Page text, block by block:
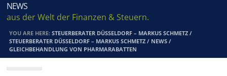
NEWS
aus der Welt der Finanzen & Steuern.
YOU ARE HERE:STEUERBERATER DÜSSELDORF – MARKUS SCHMETZ /
STEUERBERATER DÜSSELDORF – MARKUS SCHMETZ / NEWS /
GLEICHBEHANDLUNG VON PHARMARABATTEN